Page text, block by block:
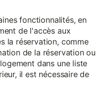
fonctionnalités, en
de l'accès aux
la réservation, comme
de la réservation ou
dans une liste
il est nécessaire de